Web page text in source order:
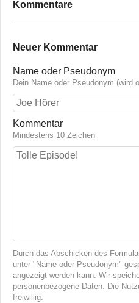
Kommentare
Neuer Kommentar
Name oder Pseudonym
Dein Name oder Pseudonym (wird
Kommentar
Mindestens 10 Zeichen
Durch das Abschicken des
unter "Name oder Pseudonym"
angezeigt werden kann. Wir
personenbezogene Daten. Die
freiwillig.